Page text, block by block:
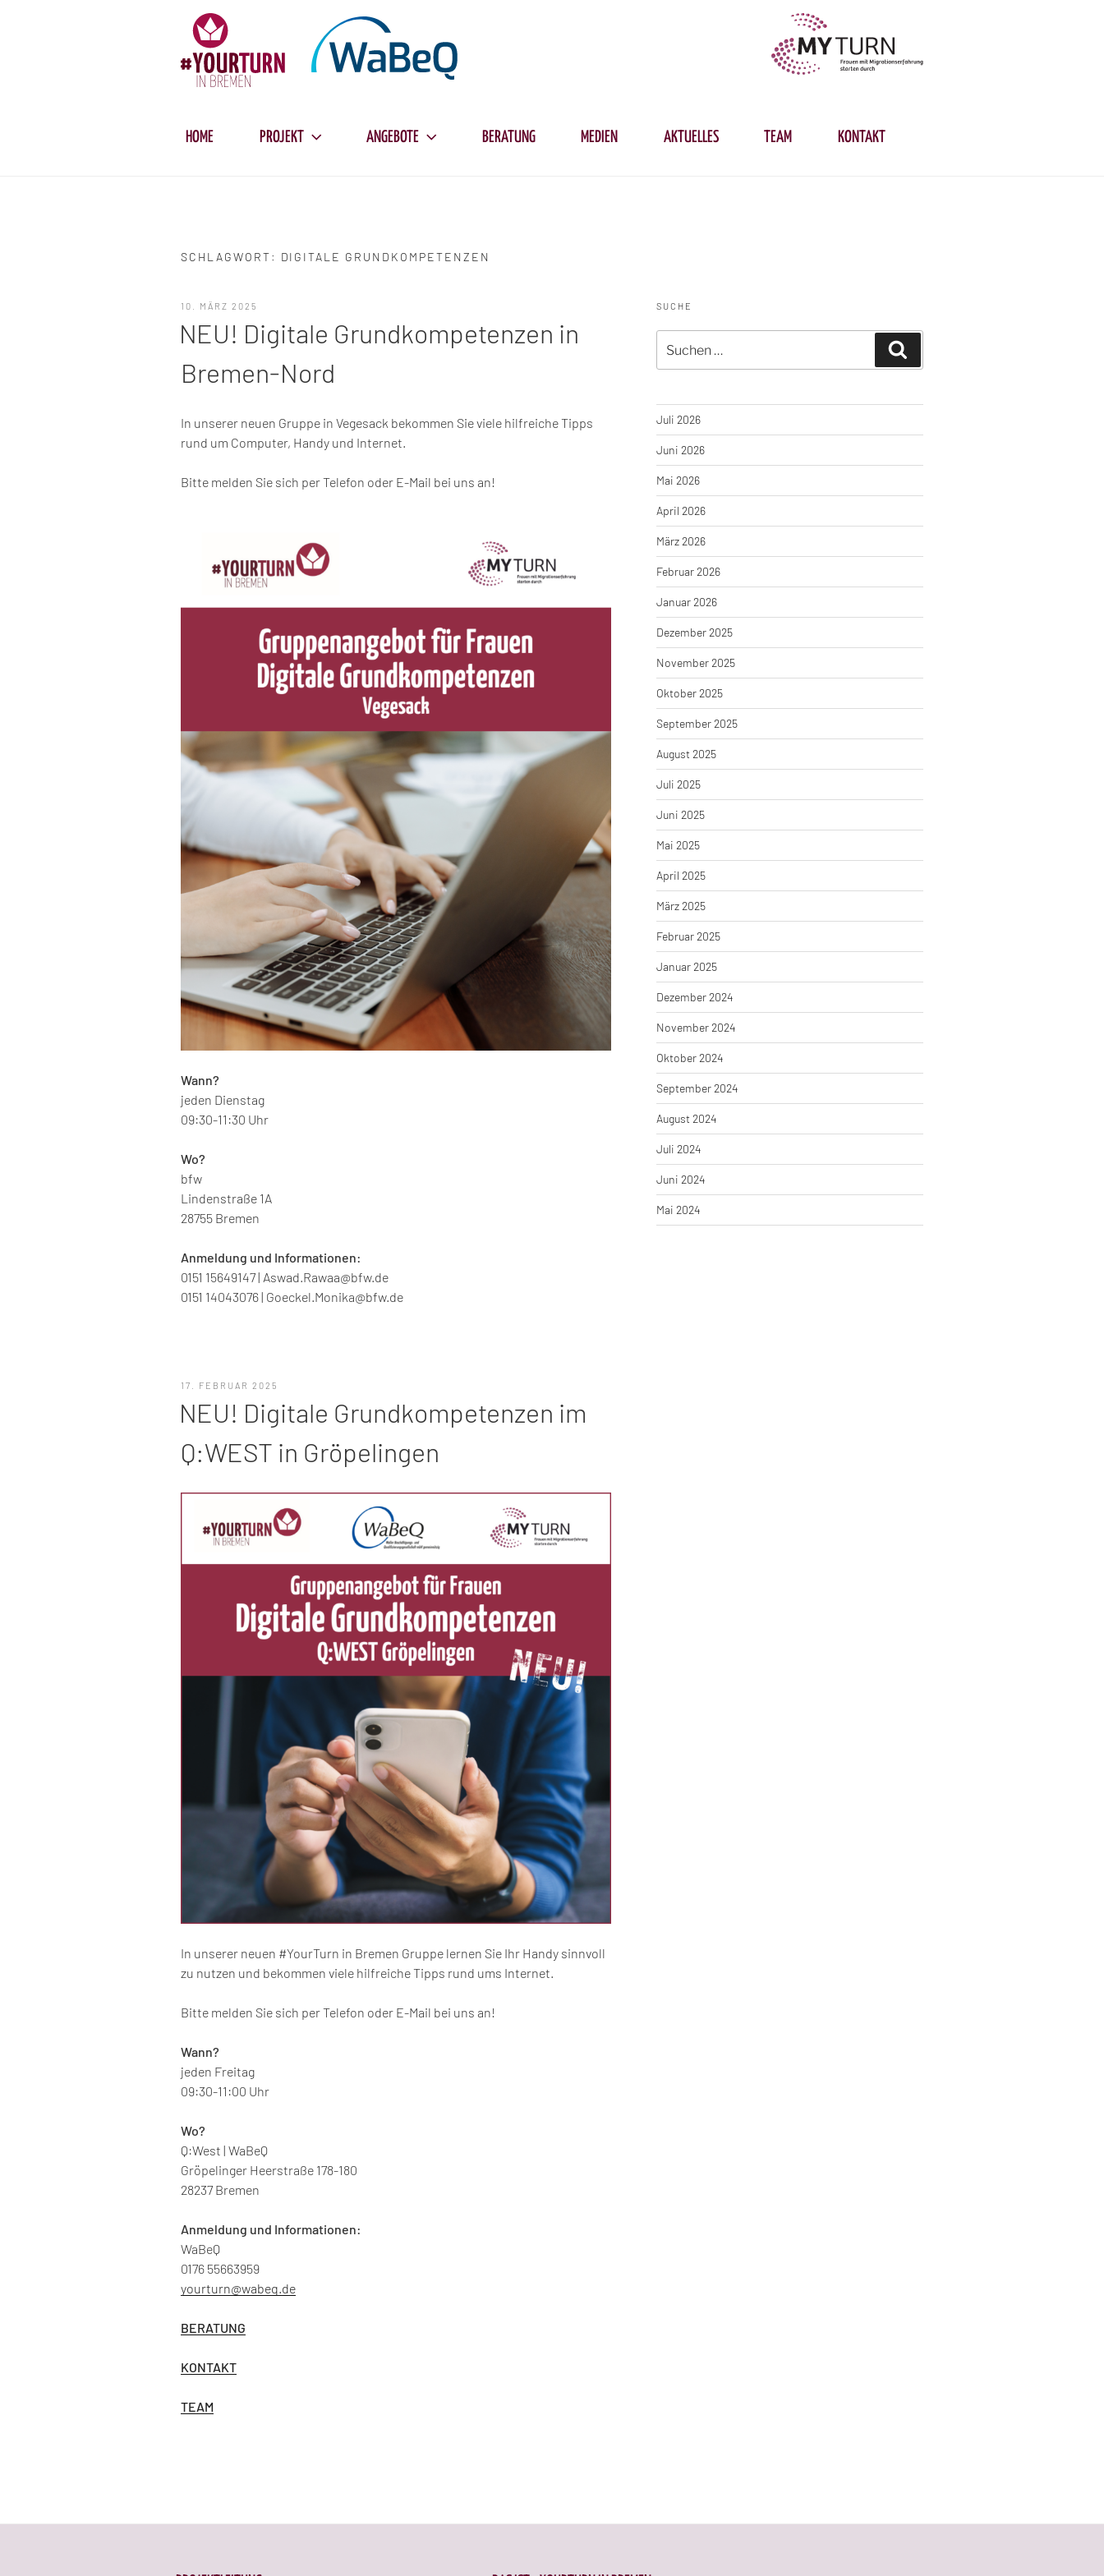
HOME PROJEKT ANGEBOTE BERATUNG MEDIEN AKTUELLES TEAM KONTAKT
SCHLAGWORT: DIGITALE GRUNDKOMPETENZEN
VERÖFFENTLICHT
10. MÄRZ 2025
NEU! Digitale Grundkompetenzen in
Bremen-Nord
In unserer neuen Gruppe in Vegesack bekommen Sie viele hilfreiche Tipps
rund um Computer, Handy und Internet.
Bitte melden Sie sich per Telefon oder E-Mail bei uns an!
Wann?
jeden Dienstag
09:30-11:30 Uhr
Wo?
bfw
Lindenstraße 1A
28755 Bremen
Anmeldung und Informationen:
0151 15649147 | Aswad.Rawaa@bfw.de
0151 14043076 | Goeckel.Monika@bfw.de
VERÖFFENTLICHT
17. FEBRUAR 2025
NEU! Digitale Grundkompetenzen im
Q:WEST in Gröpelingen
In unserer neuen #YourTurn in Bremen Gruppe lernen Sie Ihr Handy sinnvoll
zu nutzen und bekommen viele hilfreiche Tipps rund ums Internet.
Bitte melden Sie sich per Telefon oder E-Mail bei uns an!
Wann?
jeden Freitag
09:30-11:00 Uhr
Wo?
Q:West | WaBeQ
Gröpelinger Heerstraße 178-180
28237 Bremen
Anmeldung und Informationen:
WaBeQ
0176 55663959
yourturn@wabeq.de
BERATUNG
KONTAKT
TEAM
SUCHE
nach:
Juli 2026
Juni 2026
Mai 2026
April 2026
März 2026
Februar 2026
Januar 2026
Dezember 2025
November 2025
Oktober 2025
September 2025
August 2025
Juli 2025
Juni 2025
Mai 2025
April 2025
März 2025
Februar 2025
Januar 2025
Dezember 2024
November 2024
Oktober 2024
September 2024
August 2024
Juli 2024
Juni 2024
Mai 2024